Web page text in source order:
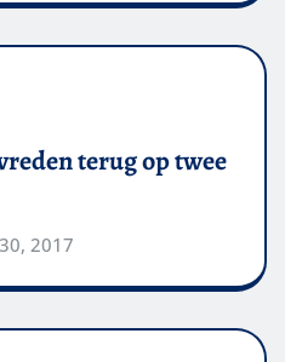
terug op twee
2017